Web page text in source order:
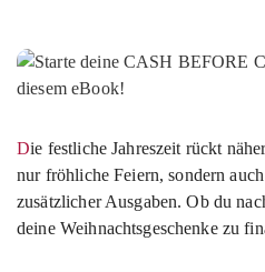
Die festliche Jahreszeit rückt näher, und mit ihr kommen nicht
nur fröhliche Feiern, sondern
zusätzlicher Ausgaben. Ob du
deine Weihnachtsgeschenke zu